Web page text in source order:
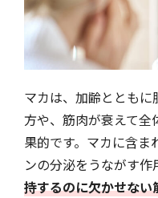
マカは、加齢ととも
方や、筋肉が衰えて
果的です。マカに含
ンの分泌をうながす作
持するのに欠かせな